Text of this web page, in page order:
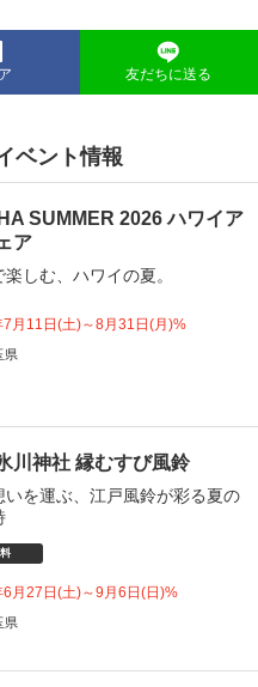
友だちに送る
ベント情報
SUMMER 2026 ハワイア
ア
楽しむ、ハワイの夏。
7月11日(土)～8月31日(月)%
県
川神社 縁むすび風鈴
いを運ぶ、江戸風鈴が彩る夏の
月27日(土)～9月6日(日)%
県